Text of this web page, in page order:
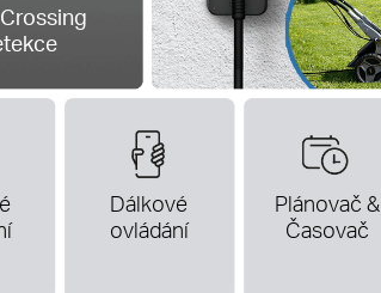
Dálkové
ovládání
Plánovač &
Časovač